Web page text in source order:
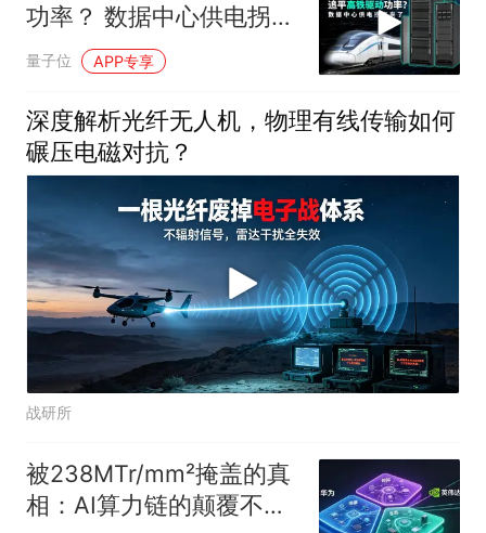
功率？ 数据中心供电拐点
来了
量子位 APP专享
深度解析光纤无人机，物理有线传输如何
碾压电磁对抗？
战研所
被238MTr/mm²掩盖的真
相：AI算力链的颠覆不在